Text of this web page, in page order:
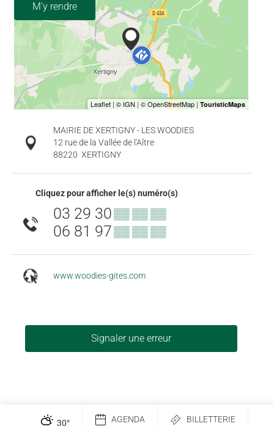
M'y rendre
MAIRIE DE XERTIGNY - LES WOODIES
12 rue de la Vallée de l'Aître
88220 XERTIGNY
Cliquez pour afficher le(s) numéro(s)
03 29 30▒▒ ▒▒ ▒▒
06 81 97▒▒ ▒▒ ▒▒
www.woodies-gites.com
Signaler une erreur
30° AGENDA BILLETTERIE